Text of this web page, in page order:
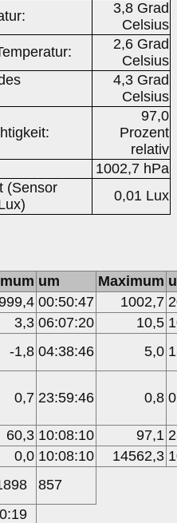
3,8 Grad
Celsius
2,6 Grad
Celsius
4,3 Grad
Celsius
97,0
Prozent
relativ
1002,7 hPa
(Sensor
0,01 Lux
um Maximum
00:50:47 1002,7
3,3 06:07:20 10,5
-1,8 04:38:46 5,0
0,7 23:59:46 0,8
60,3 10:08:10 97,1
0,0 10:08:10 14562,3
857